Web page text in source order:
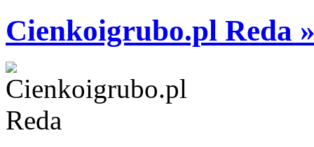
Cienkoigrubo.pl Reda